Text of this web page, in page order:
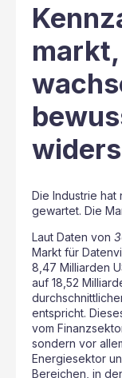
Die Industrie
gewartet. Die
Laut Daten von
Markt für
8,47 Milliarden
auf 18,52
entspricht.
vom
sondern vor
Energiesektor
Bereichen, in